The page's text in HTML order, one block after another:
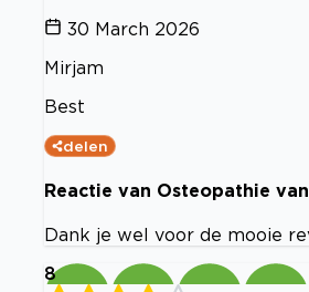
30 March 2026
Mirjam
Best
delen
Reactie van Osteopathie
Dank je wel voor de mooie
8